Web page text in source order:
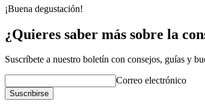
¡Buena degustación!
¿Quieres saber más sobre la
Suscríbete a nuestro boletín con consejos, guías y
Correo electrónico
Suscribirse